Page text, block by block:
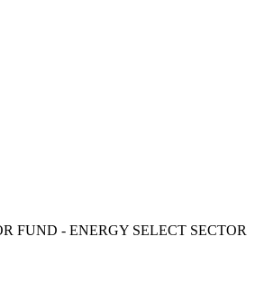
FUND - ENERGY SELECT SECTOR